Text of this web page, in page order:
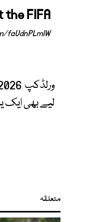
FIFA
لیے بھی ایک
متعلقہ